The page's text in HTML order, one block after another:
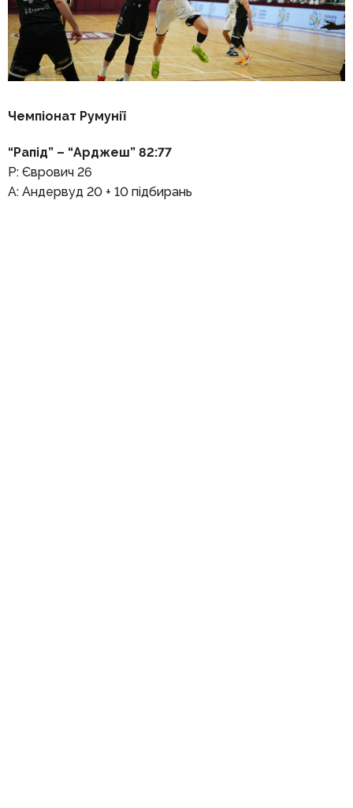
Чемпіонат Румунії
“Рапід” – “Арджеш” 82:77
Р: Єврович 26
А: Андервуд 20 + 10 підбирань